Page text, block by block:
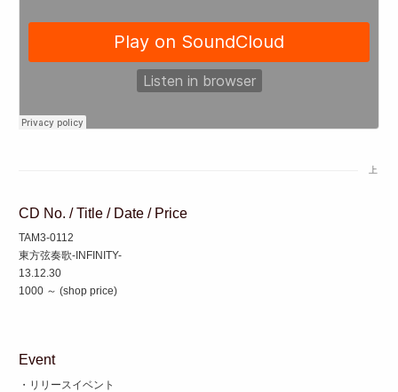
上
CD No. / Title / Date / Price
TAM3-0112
東方弦奏歌-INFINITY-
13.12.30
1000 ～ (shop price)
Event
・リリースイベント